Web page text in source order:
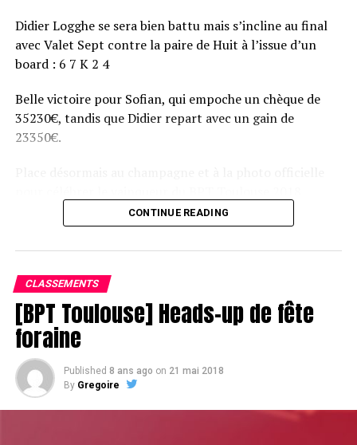
Didier Logghe se sera bien battu mais s’incline au final
avec Valet Sept contre la paire de Huit à l’issue d’un
board : 6 7 K 2 4
Belle victoire pour Sofian, qui empoche un chèque de
35230€, tandis que Didier repart avec un gain de
23350€.
CONTINUE READING
CLASSEMENTS
[BPT Toulouse] Heads-up de fête
foraine
Published 8 ans ago on 21 mai 2018
By Gregoire